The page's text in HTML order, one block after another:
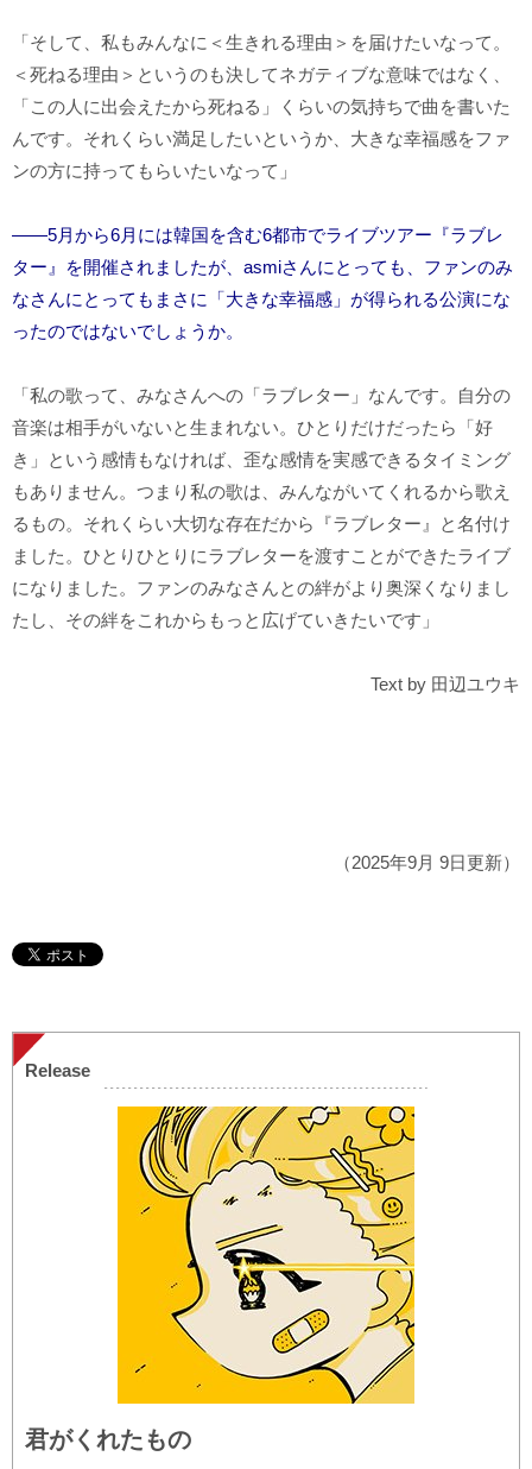
「そして、私もみんなに＜生きれる理由＞を届けたいなって。
＜死ねる理由＞というのも決してネガティブな意味ではなく、
「この人に出会えたから死ねる」くらいの気持ちで曲を書いた
んです。それくらい満足したいというか、大きな幸福感をファ
ンの方に持ってもらいたいなって」
――5月から6月には韓国を含む6都市でライブツアー『ラブレ
ター』を開催されましたが、asmiさんにとっても、ファンのみ
なさんにとってもまさに「大きな幸福感」が得られる公演にな
ったのではないでしょうか。
「私の歌って、みなさんへの「ラブレター」なんです。自分の
音楽は相手がいないと生まれない。ひとりだけだったら「好
き」という感情もなければ、歪な感情を実感できるタイミング
もありません。つまり私の歌は、みんながいてくれるから歌え
るもの。それくらい大切な存在だから『ラブレター』と名付け
ました。ひとりひとりにラブレターを渡すことができたライブ
になりました。ファンのみなさんとの絆がより奥深くなりまし
たし、その絆をこれからもっと広げていきたいです」
Text by 田辺ユウキ
（2025年9月 9日更新）
Release
君がくれたもの